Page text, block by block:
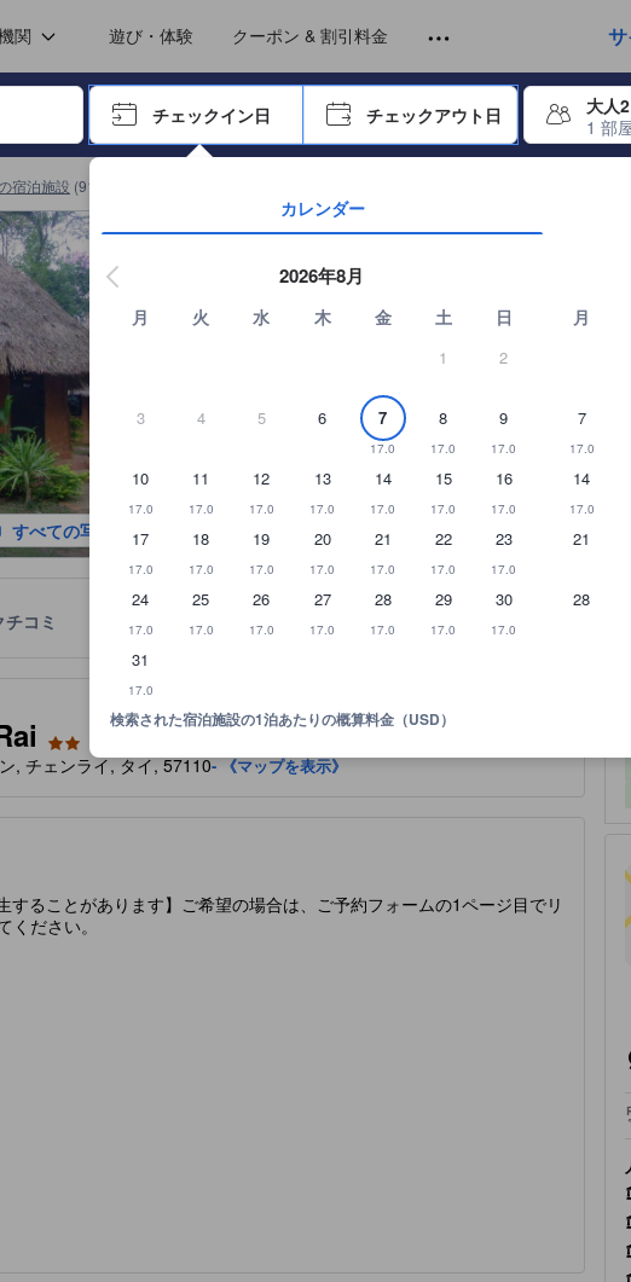
関 遊び・体験 クーポン & 割引料金
キーで進み、エンターキーを押して内容を確定して、検索します。
チェックイン日 チェックアウト日
大人
1 部
エンターキーを押して日付選択画面の操作を開始します。方向キーを使用
カレンダー
2026年8月
月 火 水 木 金 土 日
1 2
3 4 5 6 7
17.0
8
17.0
9
17.0
10
17.0
11
17.0
12
17.0
13
17.0
14
17.0
15
17.0
16
17.0
17
17.0
18
17.0
19
17.0
20
17.0
21
17.0
22
17.0
23
17.0
24
17.0
25
17.0
26
17.0
27
17.0
28
17.0
29
17.0
30
17.0
31
17.0
月
7
17.0
14
17.0
21
28
検索された宿泊施設の1泊あたりの概算料金（USD）
宿泊施設 (914
すべての写真を見る
チコミ ロケーション 宿泊ポリシー
宿泊施設に備わっていると予想される快適さや客室設備のレベルを示すものです
, チェンライ, タイ, 57110- 《マップを表示》
することがあります】ご希望の場合は、ご予約フォームの1ページ目でリ
ださい。
ストから提供されています。実際の経験に基づいた内容であるため、これか